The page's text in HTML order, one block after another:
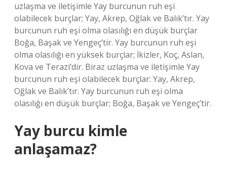
uzlaşma ve iletişimle Yay burcunun ruh eşi
olabilecek burçlar; Yay, Akrep, Oğlak ve Balık’tır. Yay
burcunun ruh eşi olma olasılığı en düşük burçlar
Boğa, Başak ve Yengeç’tir. Yay burcunun ruh eşi
olma olasılığı en yüksek burçlar; İkizler, Koç, Aslan,
Kova ve Terazi’dir. Biraz uzlaşma ve iletişimle Yay
burcunun ruh eşi olabilecek burçlar: Yay, Akrep,
Oğlak ve Balık’tır. Yay burcunun ruh eşi olma
olasılığı en düşük burçlar; Boğa, Başak ve Yengeç’tir.
Yay burcu kimle
anlaşamaz?